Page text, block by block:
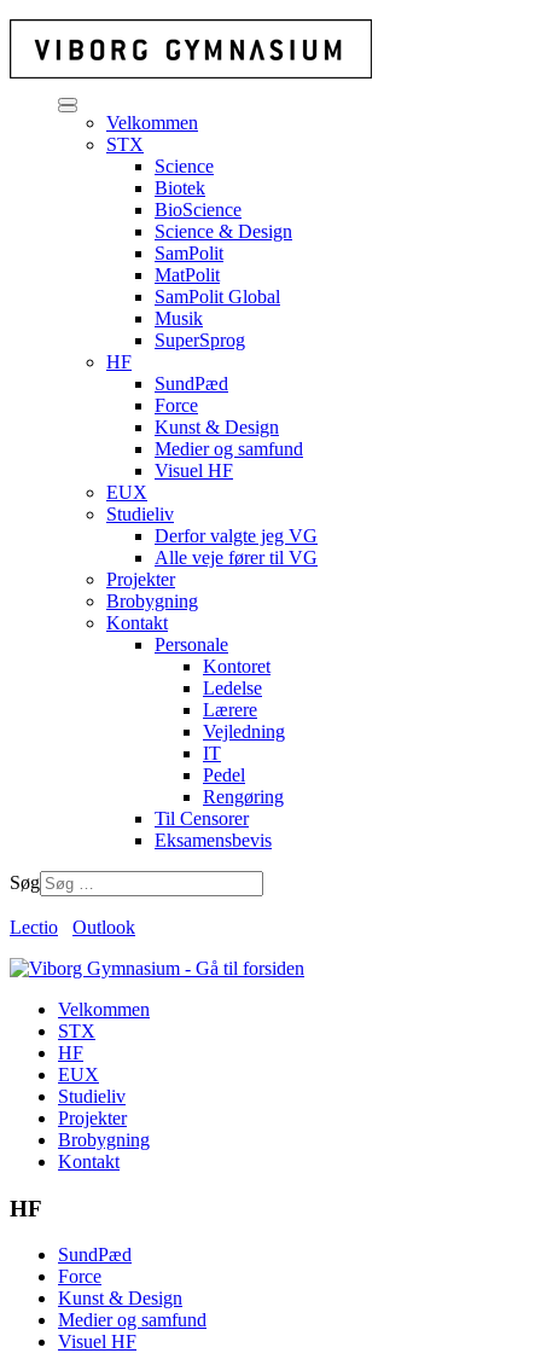
Velkommen
STX
Science
Biotek
BioScience
Science & Design
SamPolit
MatPolit
SamPolit Global
Musik
SuperSprog
HF
SundPæd
Force
Kunst & Design
Medier og samfund
Visuel HF
EUX
Studieliv
Derfor valgte jeg VG
Alle veje fører til VG
Projekter
Brobygning
Kontakt
Personale
Kontoret
Ledelse
Lærere
Vejledning
IT
Pedel
Rengøring
Til Censorer
Eksamensbevis
Søg
Lectio Outlook
Velkommen
STX
HF
EUX
Studieliv
Projekter
Brobygning
Kontakt
HF
SundPæd
Force
Kunst & Design
Medier og samfund
Visuel HF